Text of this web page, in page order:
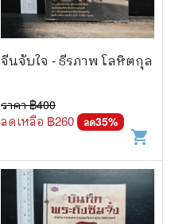
จีนจับใจ - ธีรภาพ โลหิตกุล
ราคา ฿400
ลดเหลือ ฿260 ลด35%
shopping_cart